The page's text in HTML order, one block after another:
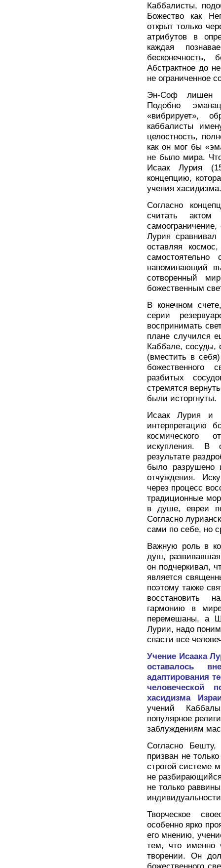
Каббалисты,
Божество как
открыт только
атрибутов в
каждая
бесконечность,
Абстрактное до
не ограниченное
Эн-Соф лишен
Подобно
«вибрирует»,
каббалисты
целостность,
как он мог бы
не было мира.
Исаак Лурия
концепцию,
учения хасидизма.
Согласно
считать
Лурия
оставляя
напоминающий
сотворенный
божественным
В конечном
серии
воспринимать
плане случился
Каббале, сосуды,
(вместить в
божественного
разбитых
стремятся
были исторгнуты.
Исаак Лурия и
интерпретацию
космического
искупления. В
результате
было разрушено
отчуждения.
через процесс
традиционные
в душе, евреи
Согласно
сами по себе, но
Важную роль в
душ,
он подчеркивал,
является
поэтому также
восстановить
гармонию в
перемешаны, а
Лурии, надо
спасти все
Учение Исаака
оставалось
адаптирования
человеческой
хасидизма
учений
популярное
заблуждениям
Согласно Бешту,
призван не
строгой системе
не
не только
Творческое
особенно ярко
его мнению,
тем, что именно
творении. Он